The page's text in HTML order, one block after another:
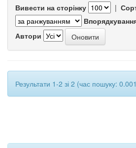
Вивести на сторінку |
Автори
Результати 1-2 зі 2 (час пошуку: